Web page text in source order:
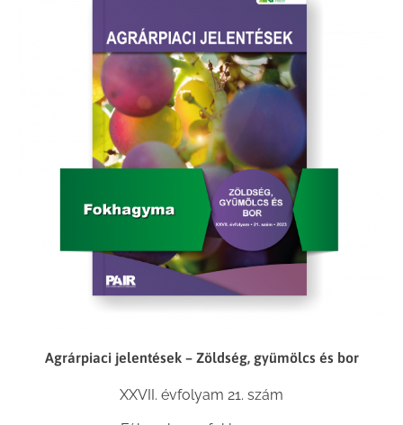
Agrárpiaci jelentések – Zöldség, gyümölcs és bor
XXVII. évfolyam 21. szám